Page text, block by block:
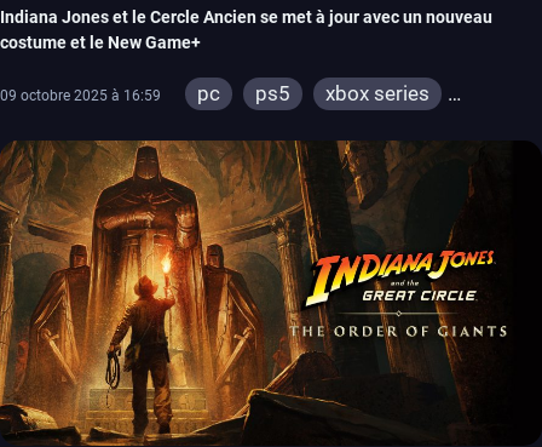
Indiana Jones et le Cercle Ancien se met à jour avec un nouveau
costume et le New Game+
09 octobre 2025 à 16:59 pc ps5
xbox series